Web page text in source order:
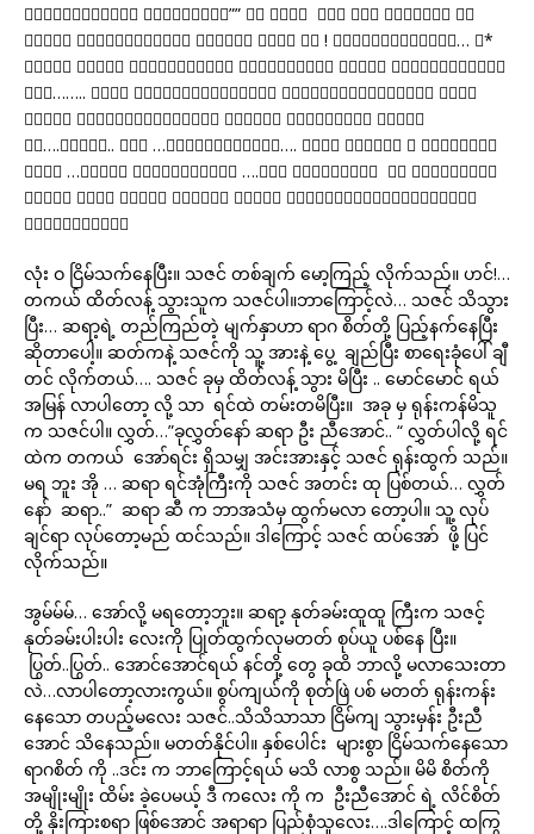
ဘာဖြစ်လို့လဲ ဦးဖိုးထူး”” ဟာ မင်း အဖေ ငါ့ အိမ်မှာ ငါ
နှင့် စကားပြောရင်း မူးလဲှ လို့ ကွ ! အမြန်လိုက်ခဲ့… ်*
မောင် မောင် လာသင့်ပြီး။ ဒိအချိန်သာ မောင် မောင်ရောက်လာ
ရင်…….. သဇင် ရည်ရွယ်ချက်တို့ အောင်မြင်ပြီးလေ။ ဦးညီ
အောင် အရှက်တွေကွဲလို့ အကျိုး နည်းပြီး။ လွှတ်
လေ….လွှတ်.. ဆရာ …သမီးကိုလွှတ်…. သဇင် ပါးစပ် က အော်နေပေ
မယ့် …တစ်ခု သတိထားမိတာက ….ဆရာ ဦးညီအောင် အစ တုန်းကလို
မျိုး သဇင် အတင်း ဖက်ထား တာကို လုံးဝရုန်းကန်းခြင်းမ
လုပ်တော့ပါ။
လုံး ဝ ငြိမ်သက်နေပြီး။ သဇင် တစ်ချက် မော့ကြည့် လိုက်သည်။ ဟင်!…
တကယ် ထိတ်လန့် သွားသူက သဇင်ပါ။ဘာကြောင့်လဲ… သဇင် သိသွား
ပြီး… ဆရာ့ရဲ့ တည်ကြည်တဲ့ မျက်နှာဟာ ရာဂ စိတ်တို့ ပြည့်နက်နေပြီး
ဆိုတာပေါ့။ ဆတ်ကနဲ့ သဇင်ကို သူ့ အားနဲ့ ပွေ့ ချည်ပြီး စာရေးခုံပေါ် ချီ
တင် လိုက်တယ်…. သဇင် ခုမှ ထိတ်လန့် သွား မိပြီး .. မောင်မောင် ရယ်
အမြန် လာပါတော့ လို့ သာ ရင်ထဲ တမ်းတမိပြီး။ အခု မှ ရုန်းကန်မိသူ
က သဇင်ပါ။ လွှတ်…”ခုလွှတ်နော် ဆရာ ဦး ညီအောင်.. “ လွှတ်ပါလို့ ရင်
ထဲက တကယ် အော်ရင်း ရှိသမျှ အင်းအားနှင့် သဇင် ရုန်းထွက် သည်။
မရ ဘူး အို … ဆရာ ရင်အုံကြီးကို သဇင် အတင်း ထု ပြစ်တယ်… လွှတ်
နော် ဆရာ..” ဆရာ ဆီ က ဘာအသံမှ ထွက်မလာ တော့ပါ။ သူ့ လုပ်
ချင်ရာ လုပ်တော့မည် ထင်သည်။ ဒါကြောင့် သဇင် ထပ်အော် ဖို့ ပြင်
လိုက်သည်။
အွမ်မ်မ်… အော်လို့ မရတော့ဘူး။ ဆရာ့ နုတ်ခမ်းထူထူ ကြီးက သဇင့်
နုတ်ခမ်းပါးပါး လေးကို ပြုတ်ထွက်လုမတတ် စုပ်ယူ ပစ်နေ ပြီး။
ပြွတ်..ပြွတ်.. အောင်အောင်ရယ် နင်တို့ တွေ ခုထိ ဘာလို့ မလာသေးတာ
လဲ…လာပါတော့လားကွယ်။ စွပ်ကျယ်ကို စုတ်ဖြဲ ပစ် မတတ် ရုန်းကန်း
နေသော တပည့်မလေး သဇင်..သိသိသာသာ ငြိမ်ကျ သွားမှန်း ဦးညီ
အောင် သိနေသည်။ မတတ်နိုင်ပါ။ နှစ်ပေါင်း များစွာ ငြိမ်သက်နေသော
ရာဂစိတ် ကို ..ဒင်း က ဘာကြောင့်ရယ် မသိ လာစွ သည်။ မိမိ စိတ်ကို
အမျိုးမျိုး ထိမ်း ခဲ့ပေမယ့် ဒီ ကလေး ကို က ဦးညီအောင် ရဲ့ လိင်စိတ်
တို့ နိုးကြားစရာ ဖြစ်အောင် အရာရာ ပြည်စုံသူလေး….ဒါကြောင့် ထကြွ